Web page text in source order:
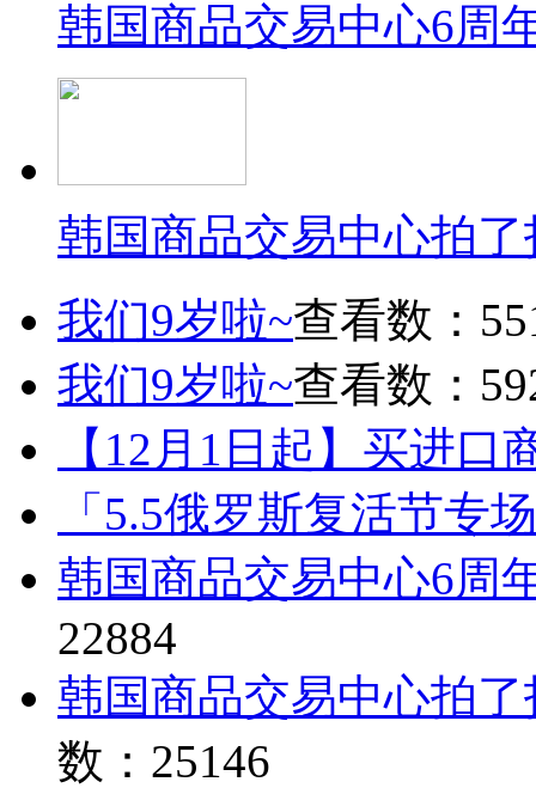
韩国商品交易中心6周
韩国商品交易中心拍
我们9岁啦~查看数：
我们9岁啦~查看数：
【12月1日起】买进口
「5.5俄罗斯复活节专
韩国商品交易中心6周
22884
韩国商品交易中心拍
数：25146